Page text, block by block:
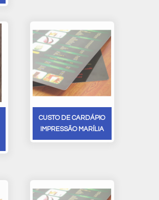
CUSTO DE CARDÁPIO
IMPRESSÃO MARÍLIA